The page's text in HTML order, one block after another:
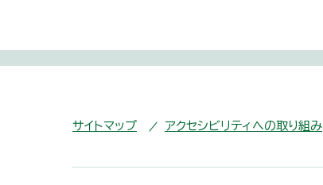
サイトマップ アクセシビリティへの取り組み